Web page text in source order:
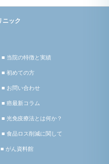
ニック
■ 当院の特徴と実績
■ 初めての方
■ お問い合わせ
■ 癌最新コラム
■ 光免疫療法とは何か？
■ 食品ロス削減に関して
■ がん資料館